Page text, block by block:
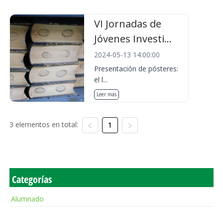
VI Jornadas de
Jóvenes Investi...
2024-05-13 14:00:00
Presentación de pósteres:
el l...
Leer más
3 elementos en total: 1
Categorías
Alumnado